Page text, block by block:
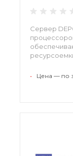
Сервер
• Цена — по